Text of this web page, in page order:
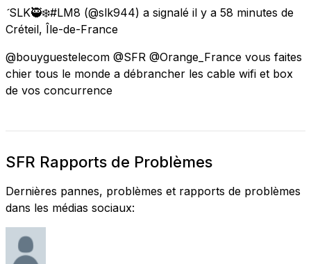
SLK🥷❄️#LM8 (@slk944) a signalé il y a 58 minutes de
Créteil, Île-de-France
@bouyguestelecom @SFR @Orange_France vous faites
chier tous le monde a débrancher les cable wifi et box
de vos concurrence
SFR Rapports de Problèmes
Dernières pannes, problèmes et rapports de problèmes
dans les médias sociaux: